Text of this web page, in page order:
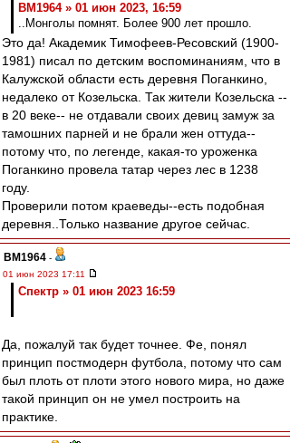
BM1964 » 01 июн 2023, 16:59
..Монголы помнят. Более 900 лет прошло.
Это да! Академик Тимофеев-Ресовский (1900-
1981) писал по детским воспоминаниям, что в
Калужской области есть деревня Поганкино,
недалеко от Козельска. Так жители Козельска --
в 20 веке-- не отдавали своих девиц замуж за
тамошних парней и не брали жен оттуда--
потому что, по легенде, какая-то уроженка
Поганкино провела татар через лес в 1238
году.
Проверили потом краеведы--есть подобная
деревня..Только название другое сейчас.
BM1964 -
01 июн 2023 17:11
Спектр » 01 июн 2023 16:59
Да, пожалуй так будет точнее. Фе, понял
принцип постмодерн футбола, потому что сам
был плоть от плоти этого нового мира, но даже
такой принцип он не умел построить на
практике.